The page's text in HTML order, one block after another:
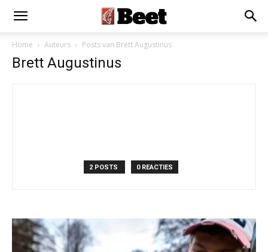
Home Auteurs Posts van Brett Augustinus
Brett Augustinus
2 POSTS 0 REACTIES